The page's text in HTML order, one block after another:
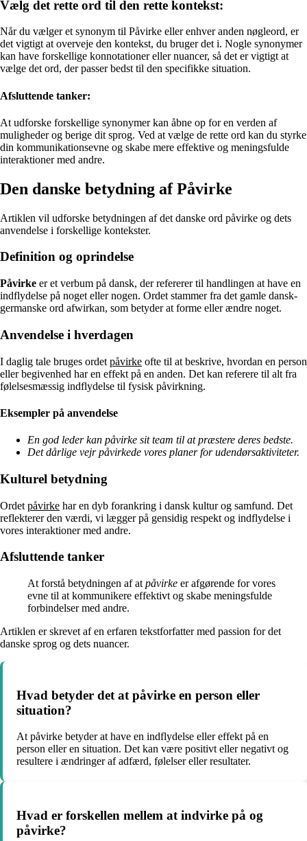
Vælg det rette ord til den rette kontekst:
Når du vælger et synonym til Påvirke eller enhver anden nøgleord, er
det vigtigt at overveje den kontekst, du bruger det i. Nogle synonymer
kan have forskellige konnotationer eller nuancer, så det er vigtigt at
vælge det ord, der passer bedst til den specifikke situation.
Afsluttende tanker:
At udforske forskellige synonymer kan åbne op for en verden af
muligheder og berige dit sprog. Ved at vælge de rette ord kan du styrke
din kommunikationsevne og skabe mere effektive og meningsfulde
interaktioner med andre.
Den danske betydning af Påvirke
Artiklen vil udforske betydningen af det danske ord påvirke og dets
anvendelse i forskellige kontekster.
Definition og oprindelse
Påvirke er et verbum på dansk, der refererer til handlingen at have en
indflydelse på noget eller nogen. Ordet stammer fra det gamle dansk-
germanske ord afwirkan, som betyder at forme eller ændre noget.
Anvendelse i hverdagen
I daglig tale bruges ordet påvirke ofte til at beskrive, hvordan en person
eller begivenhed har en effekt på en anden. Det kan referere til alt fra
følelsesmæssig indflydelse til fysisk påvirkning.
Eksempler på anvendelse
En god leder kan påvirke sit team til at præstere deres bedste.
Det dårlige vejr påvirkede vores planer for udendørsaktiviteter.
Kulturel betydning
Ordet påvirke har en dyb forankring i dansk kultur og samfund. Det
reflekterer den værdi, vi lægger på gensidig respekt og indflydelse i
vores interaktioner med andre.
Afsluttende tanker
At forstå betydningen af at påvirke er afgørende for vores
evne til at kommunikere effektivt og skabe meningsfulde
forbindelser med andre.
Artiklen er skrevet af en erfaren tekstforfatter med passion for det
danske sprog og dets nuancer.
Hvad betyder det at påvirke en person eller
situation?
At påvirke betyder at have en indflydelse eller effekt på en
person eller en situation. Det kan være positivt eller negativt og
resultere i ændringer af adfærd, følelser eller resultater.
Hvad er forskellen mellem at indvirke på og
påvirke?